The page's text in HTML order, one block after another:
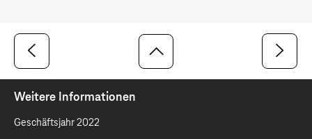
Weitere Informationen
Geschäftsjahr 2022